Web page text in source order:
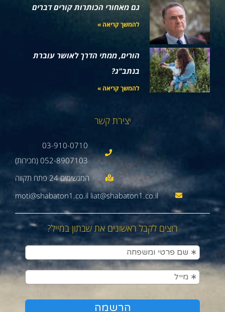
גם מאחורי הכותרות קורים דברים
להמשך קריאה »
הורים, ממתי הדרך לאושר עוברת
בנתב"ג?
להמשך קריאה »
יצירת קשר
03-910-0710
052-8907103 (מכירות)
moti@shabaton1.co.il liat@shabaton1.co.il
רוצים לקבל ראשונים את שבתון במייל?